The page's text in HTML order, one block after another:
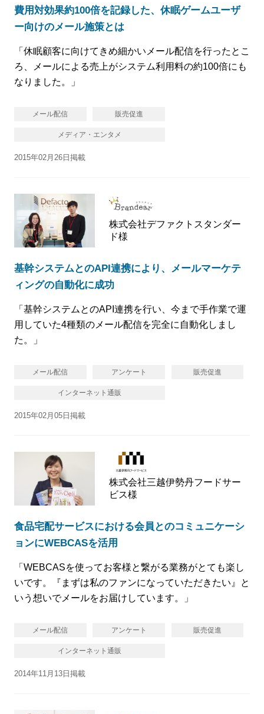
費用対効果約100倍を記録した、休眠ゲームユーザ
ー向けのメール施策とは
「休眠顧客に向けてきめ細かいメール配信を行ったとこ
ろ、メールによる売上がシステム利用料の約100倍にも
なりました。」
メール配信 販売促進
メディア・エンタメ
2015年02月26日掲載
株式会社デファクトスタンダー
ド様
基幹システムとのAPI連携により、メールマーケテ
ィングの自動化に成功
「基幹システムとのAPI連携を行い、今まで手作業で運
用していた4種類のメール配信を完全に自動化しまし
た。」
メール配信 アンケート 販売促進
インターネット通販
2015年02月05日掲載
株式会社三越伊勢丹フードサー
ビス様
食品宅配サービスにおける会員とのコミュニケーシ
ョンにWEBCASを活用
「WEBCASを使ってお客様と繋がる業務がとても楽し
いです。『まずは私のファンになっていただきたい』と
いう想いでメールをお届けしています。」
メール配信 アンケート 販売促進
インターネット通販
2014年11月13日掲載